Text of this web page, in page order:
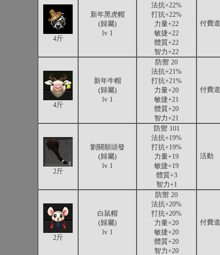
4斤
新年黑虎帽
(歸屬)
lv 1
法抗+22%
打抗+22%
力量+22
敏捷+22
體質+22
智力+22
付費
4斤
新年牛帽
(歸屬)
lv 1
防禦 20
法抗+21%
打抗+21%
力量+20
敏捷+21
體質+20
智力+21
付費
2斤
劉關順頭發
(歸屬)
lv 1
防禦 101
法抗+19%
打抗+19%
力量+19
敏捷+19
體質+3
智力+1
活動
2斤
白鼠帽
(歸屬)
lv 1
防禦 20
法抗+20%
打抗+20%
力量+20
敏捷+20
體質+20
智力+20
付費